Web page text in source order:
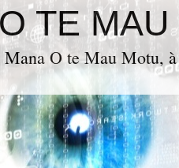
TE MAU
O te Mau Motu,